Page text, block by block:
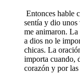
Entonces hable
sentía y dio unos
me animaron. La
a dios no le
chicas. La
importa cuando,
corazón y por las